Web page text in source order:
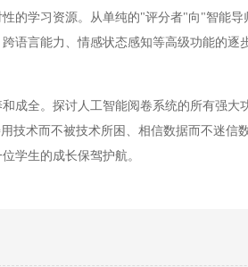
的学习资源。从单纯的"评分者"向"智能
语言能力、情感状态感知等高级功能的逐
全。探讨人工智能阅卷系统的所有强大
术而不被技术所困、相信数据而不迷信
学生的成长保驾护航。